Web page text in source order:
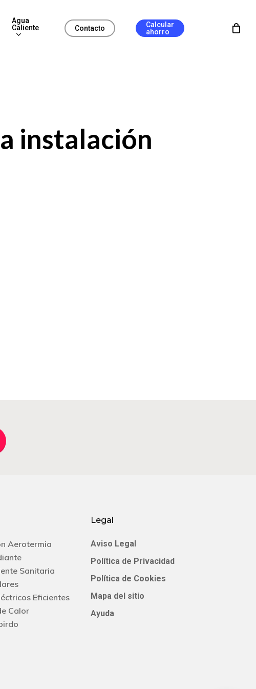
Agua
Caliente
Contacto
Calcular
ahorro
instalación
Aerotermia
Sanitaria
Eficientes
Calor
Legal
Aviso Legal
Política de Privacidad
Política de Cookies
Mapa del sitio
Ayuda